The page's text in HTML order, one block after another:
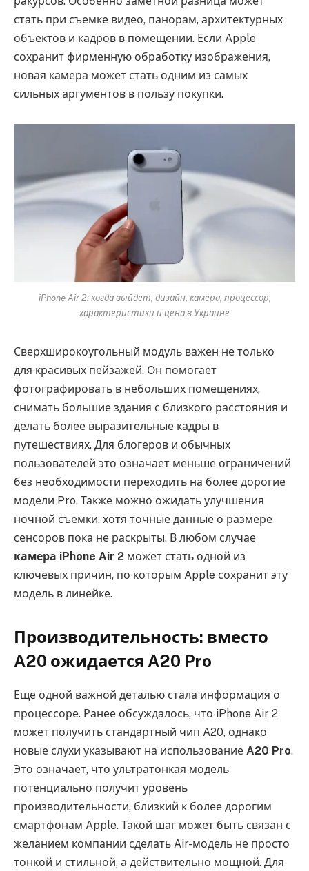
стать при съемке видео, панорам, архитектурных
объектов и кадров в помещении. Если Apple
сохранит фирменную обработку изображения,
новая камера может стать одним из самых
сильных аргументов в пользу покупки.
iPhone Air 2: когда выйдет, дизайн, камера, процессор,
характеристики и цена в Украине
Сверхширокоугольный модуль важен не только
для красивых пейзажей. Он помогает
фотографировать в небольших помещениях,
снимать большие здания с близкого расстояния и
делать более выразительные кадры в
путешествиях. Для блогеров и обычных
пользователей это означает меньше ограничений
без необходимости переходить на более дорогие
модели Pro. Также можно ожидать улучшения
ночной съемки, хотя точные данные о размере
сенсоров пока не раскрыты. В любом случае
камера iPhone Air 2 может стать одной из
ключевых причин, по которым Apple сохранит эту
модель в линейке.
Производительность: вместо
A20 ожидается A20 Pro
Еще одной важной деталью стала информация о
процессоре. Ранее обсуждалось, что iPhone Air 2
может получить стандартный чип A20, однако
новые слухи указывают на использование A20 Pro.
Это означает, что ультратонкая модель
потенциально получит уровень
производительности, близкий к более дорогим
смартфонам Apple. Такой шаг может быть связан с
желанием компании сделать Air-модель не просто
тонкой и стильной, а действительно мощной. Для